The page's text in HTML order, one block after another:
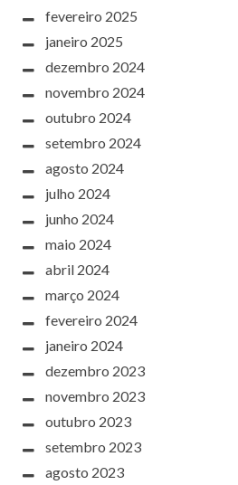
fevereiro 2025
janeiro 2025
dezembro 2024
novembro 2024
outubro 2024
setembro 2024
agosto 2024
julho 2024
junho 2024
maio 2024
abril 2024
março 2024
fevereiro 2024
janeiro 2024
dezembro 2023
novembro 2023
outubro 2023
setembro 2023
agosto 2023